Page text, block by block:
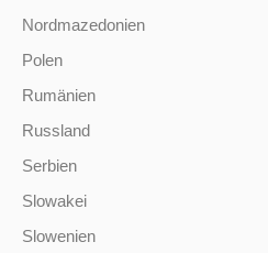
Nordmazedonien
Polen
Rumänien
Russland
Serbien
Slowakei
Slowenien